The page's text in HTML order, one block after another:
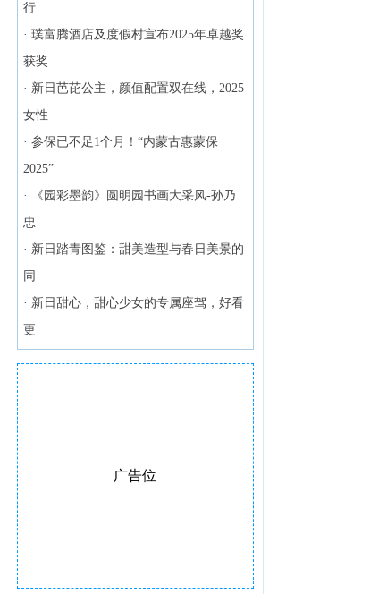
行
· 璞富腾酒店及度假村宣布2025年卓越奖
获奖
· 新日芭芘公主，颜值配置双在线，2025
女性
· 参保已不足1个月！“内蒙古惠蒙保
2025”
·
《园彩墨韵》圆明园书画大采风-孙乃
忠
· 新日踏青图鉴：甜美造型与春日美景的
同
· 新日甜心，甜心少女的专属座驾，好看
更
广告位